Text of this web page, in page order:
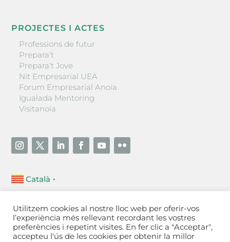
PROJECTES I ACTES
Professions de futur
Prepara’t
Prepara’t Jove
Nit Empresarial UEA
Forum Empresarial Anoia
Igualada Mentoring
Visitanoia
Català ▼
Unió Empresarial de l’Anoia (UEA)
Ctra. de Manresa, 131, 08700 – Igualada(Barcelona)
Tel 93 805 22 92
Utilitzem cookies al nostre lloc web per oferir-vos
l’experiència més rellevant recordant les vostres
preferències i repetint visites. En fer clic a "Acceptar",
accepteu l'ús de les cookies per obtenir la millor